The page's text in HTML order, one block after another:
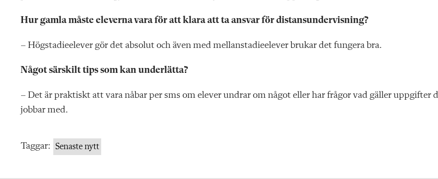
Hur gamla måste eleverna vara för att klara att ta ansvar för distansundervisning?
– Högstadieelever gör det absolut och även med mellanstadieelever brukar det fungera bra.
Något särskilt tips som kan underlätta?
– Det är praktiskt att vara nåbar per sms om elever undrar om något eller har frågor vad gäller uppgifter
jobbar med.
Taggar: Senaste nytt